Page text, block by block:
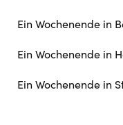
Ein Wochenende in
Ein Wochenende in
Ein Wochenende in